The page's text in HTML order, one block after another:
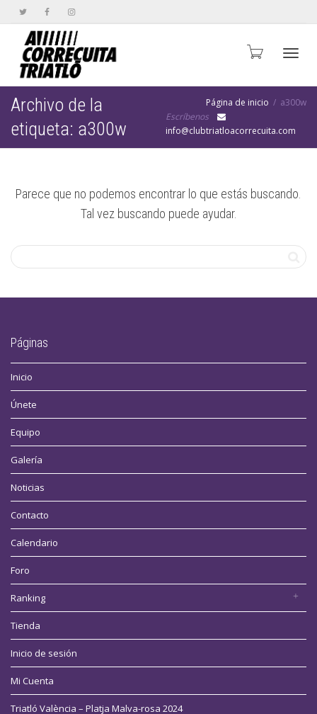
Archivo de la
etiqueta: a300w
Página de inicio
a300w
Escríbenos
info@clubtriatloacorrecuita.com
Parece que no podemos encontrar lo que estás buscando.
Tal vez buscando puede ayudar.
Páginas
Inicio
Únete
Equipo
Galería
Noticias
Contacto
Calendario
Foro
Ranking
Tienda
Inicio de sesión
Mi Cuenta
Triatló València – Platja Malva-rosa 2024